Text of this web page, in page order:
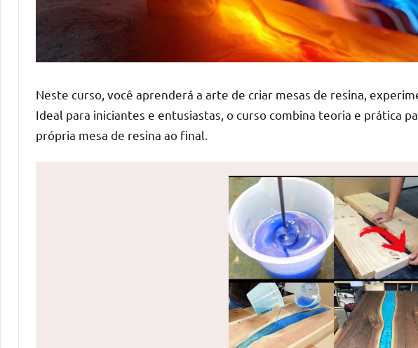
de
mesas
de
resina
e
mesas
cascata
resinadas.
Quer
esteja
à
procura
de
uma
mesa
Neste curso, você aprenderá a arte de criar mesas de resina,
Ideal para iniciantes e entusiastas, o curso combina teoria e prática
própria mesa de resina ao final.